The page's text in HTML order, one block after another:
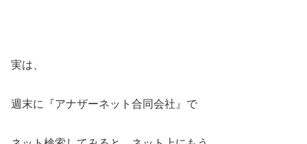
実は、
週末に『アナザーネット合同会社』で